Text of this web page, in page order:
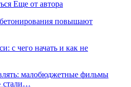
Еще от автора
повышают
с чего начать и как не
малобюджетные фильмы
стали…